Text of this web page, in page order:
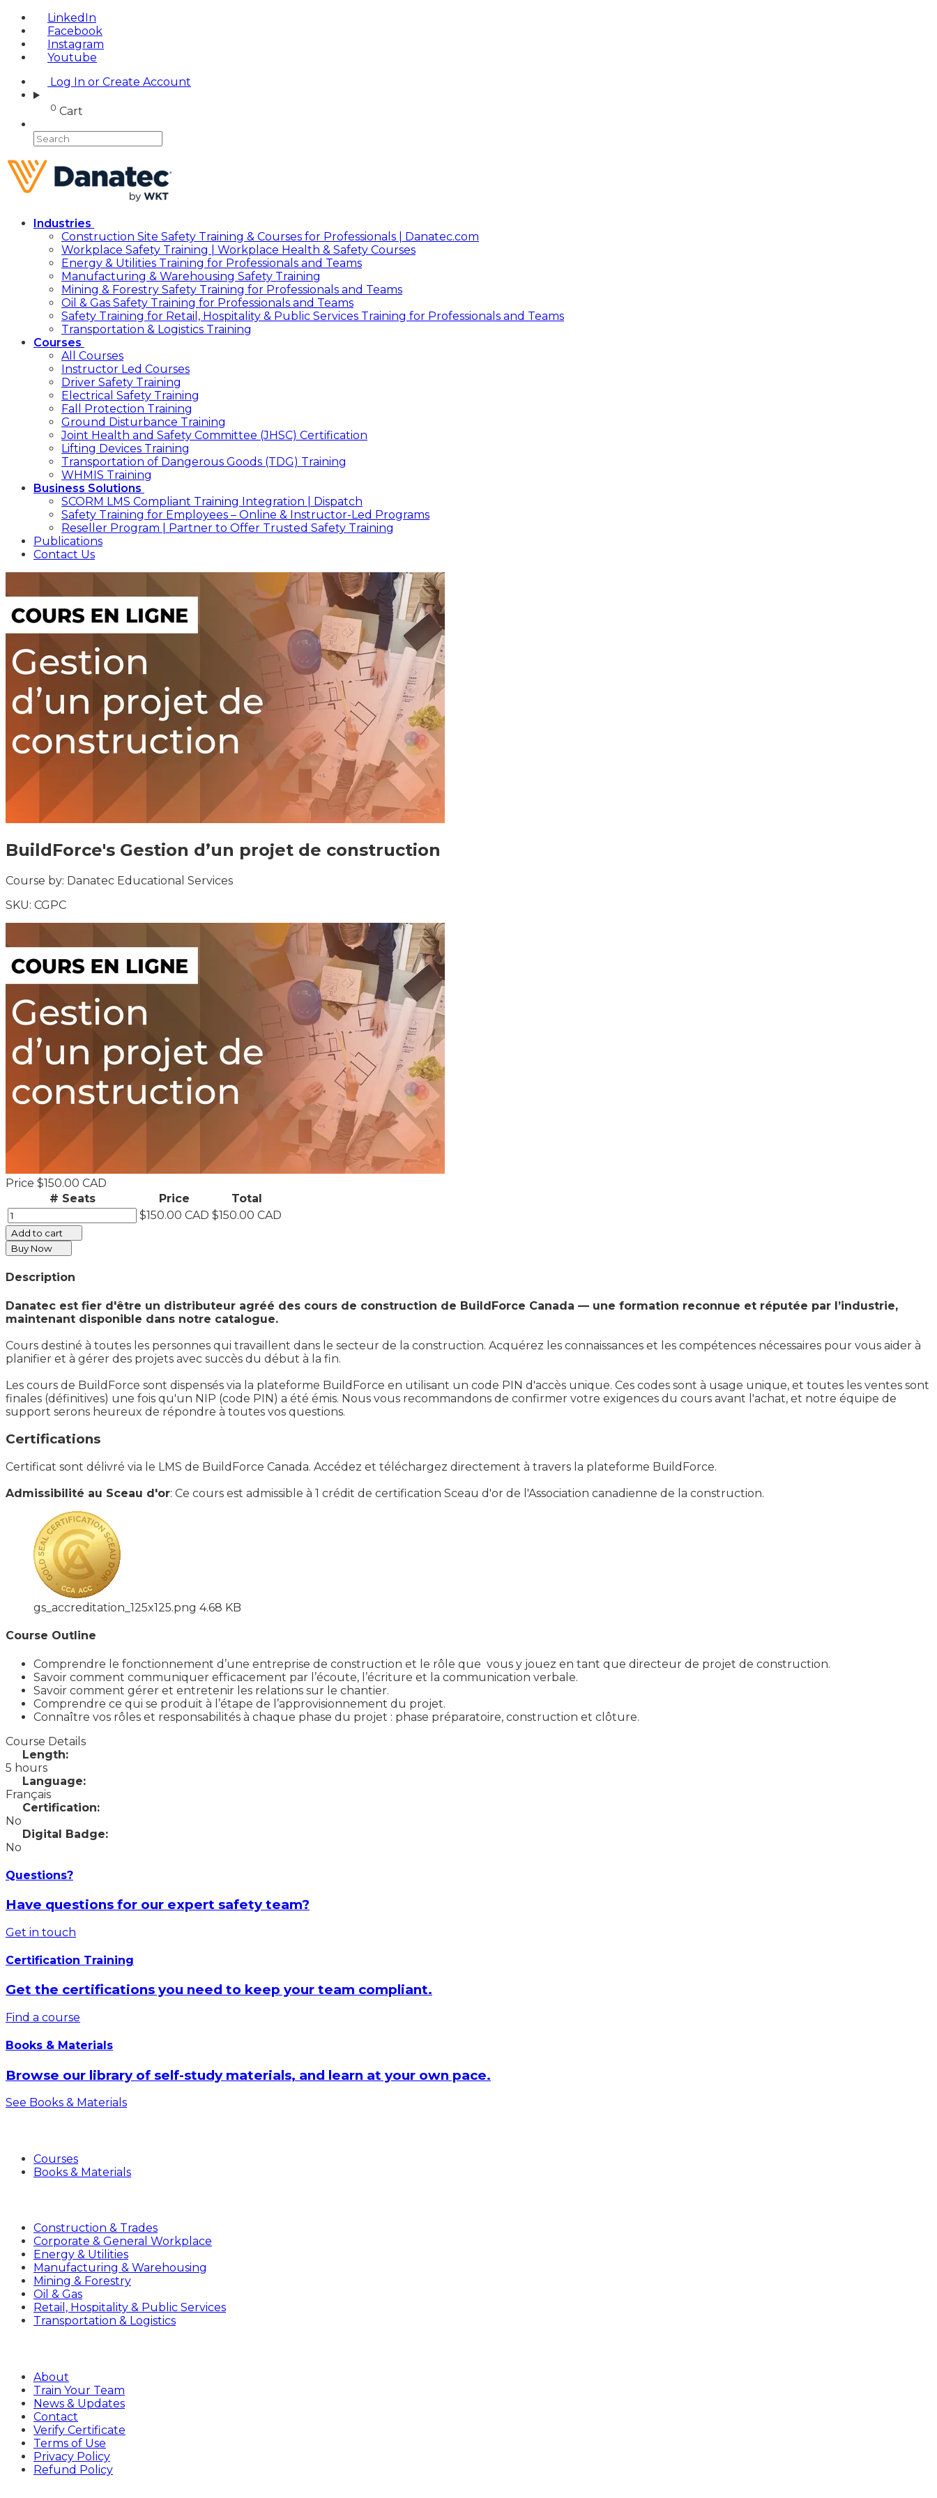
LinkedIn
Facebook
Instagram
Youtube
Log In or Create Account
0 Cart
Industries
Construction Site Safety Training & Courses for Professionals | Danatec.com
Workplace Safety Training | Workplace Health & Safety Courses
Energy & Utilities Training for Professionals and Teams
Manufacturing & Warehousing Safety Training
Mining & Forestry Safety Training for Professionals and Teams
Oil & Gas Safety Training for Professionals and Teams
Safety Training for Retail, Hospitality & Public Services Training for Professionals and Teams
Transportation & Logistics Training
Courses
All Courses
Instructor Led Courses
Driver Safety Training
Electrical Safety Training
Fall Protection Training
Ground Disturbance Training
Joint Health and Safety Committee (JHSC) Certification
Lifting Devices Training
Transportation of Dangerous Goods (TDG) Training
WHMIS Training
Business Solutions
SCORM LMS Compliant Training Integration | Dispatch
Safety Training for Employees – Online & Instructor-Led Programs
Reseller Program | Partner to Offer Trusted Safety Training
Publications
Contact Us
BuildForce's Gestion d’un projet de construction
Course by: Danatec Educational Services
SKU: CGPC
Price $150.00 CAD
# Seats
Price
Total
$150.00 CAD $150.00 CAD
Add to cart
Buy Now
Description
Danatec est fier d'être un distributeur agréé des cours de construction de BuildForce Canada — une formation reconnue et réputée par l’industrie,
maintenant disponible dans notre catalogue.
Cours destiné à toutes les personnes qui travaillent dans le secteur de la construction. Acquérez les connaissances et les compétences nécessaires pour vous aider à
planifier et à gérer des projets avec succès du début à la fin.
Les cours de BuildForce sont dispensés via la plateforme BuildForce en utilisant un code PIN d'accès unique. Ces codes sont à usage unique, et toutes les ventes sont
finales (définitives) une fois qu'un NIP (code PIN) a été émis. Nous vous recommandons de confirmer votre exigences du cours avant l'achat, et notre équipe de
support serons heureux de répondre à toutes vos questions.
Certifications
Certificat sont délivré via le LMS de BuildForce Canada. Accédez et téléchargez directement à travers la plateforme BuildForce.
Admissibilité au Sceau d'or: Ce cours est admissible à 1 crédit de certification Sceau d'or de l'Association canadienne de la construction.
gs_accreditation_125x125.png 4.68 KB
Course Outline
Comprendre le fonctionnement d’une entreprise de construction et le rôle que vous y jouez en tant que directeur de projet de construction.
Savoir comment communiquer efficacement par l’écoute, l’écriture et la communication verbale.
Savoir comment gérer et entretenir les relations sur le chantier.
Comprendre ce qui se produit à l’étape de l’approvisionnement du projet.
Connaître vos rôles et responsabilités à chaque phase du projet : phase préparatoire, construction et clôture.
Course Details
Length:
5 hours
Language:
Français
Certification:
No
Digital Badge:
No
Questions?
Have questions for our expert safety team?
Get in touch
Certification Training
Get the certifications you need to keep your team compliant.
Find a course
Books & Materials
Browse our library of self-study materials, and learn at your own pace.
See Books & Materials
Courses
Books & Materials
Construction & Trades
Corporate & General Workplace
Energy & Utilities
Manufacturing & Warehousing
Mining & Forestry
Oil & Gas
Retail, Hospitality & Public Services
Transportation & Logistics
About
Train Your Team
News & Updates
Contact
Verify Certificate
Terms of Use
Privacy Policy
Refund Policy